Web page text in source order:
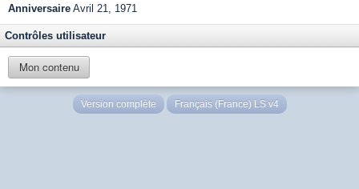
Anniversaire Avril 21, 1971
Contrôles utilisateur
Mon contenu
Version complète Français (France) LS v4